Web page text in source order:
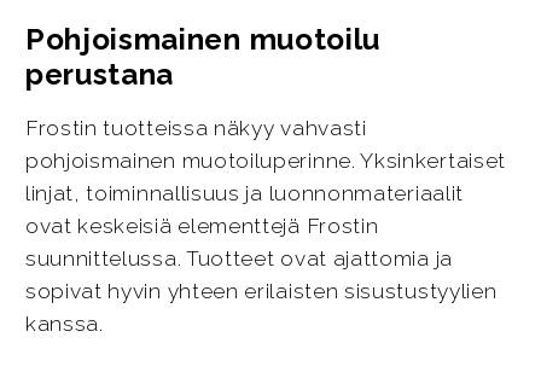
Pohjoismainen muotoilu
perustana
Frostin tuotteissa näkyy vahvasti
pohjoismainen muotoiluperinne. Yksinkertaiset
linjat, toiminnallisuus ja luonnonmateriaalit
ovat keskeisiä elementtejä Frostin
suunnittelussa. Tuotteet ovat ajattomia ja
sopivat hyvin yhteen erilaisten sisustustyylien
kanssa.